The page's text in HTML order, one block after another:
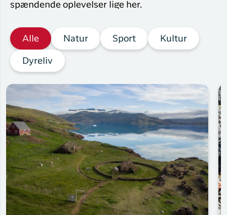
spændende oplevelser lige her.
Alle Natur Sport Kultur
Dyreliv